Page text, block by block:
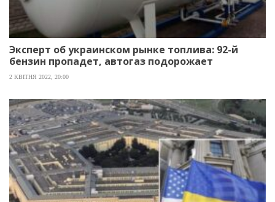
Эксперт об украинском рынке топлива: 92-й
бензин пропадет, автогаз подорожает
2 КВІТНЯ 2022, 20:00